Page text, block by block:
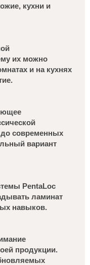
кухни и
их можно
и на кухнях
до современных
вариант
PentaLoc
ламинат
навыков.
продукции.